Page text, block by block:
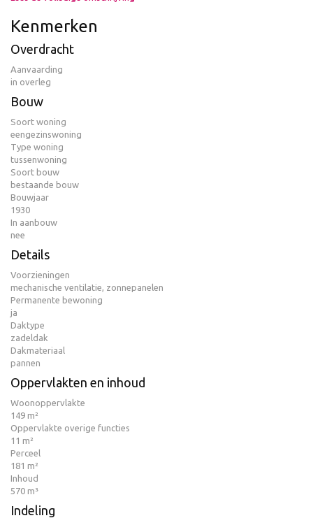
Kenmerken
Overdracht
Aanvaarding
in overleg
Bouw
Soort woning
eengezinswoning
Type woning
tussenwoning
Soort bouw
bestaande bouw
Bouwjaar
1930
In aanbouw
nee
Details
Voorzieningen
mechanische ventilatie, zonnepanelen
Permanente bewoning
ja
Daktype
zadeldak
Dakmateriaal
pannen
Oppervlakten en inhoud
Woonoppervlakte
149 m²
Oppervlakte overige functies
11 m²
Perceel
181 m²
Inhoud
570 m³
Indeling